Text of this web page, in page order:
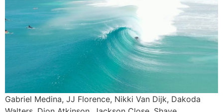
Gabriel Medina, JJ Florence, Nikki Van Dijk, Dakoda